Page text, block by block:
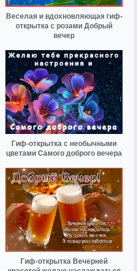
Веселая и вдохновляющая гиф-
открытка с розами Добрый
вечер
Гиф-открытка с необычными
цветами Самого доброго вечера
Гиф-открытка Вечерней